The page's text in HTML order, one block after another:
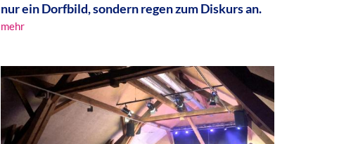
nur ein Dorfbild, sondern regen zum Diskurs an.
mehr